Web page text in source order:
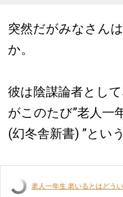
突然だがみなさん
か。
彼は陰謀論者とし
がこのたび”老人一
(幻冬舎新書) ”とい
老人一年生 老いるとはどう